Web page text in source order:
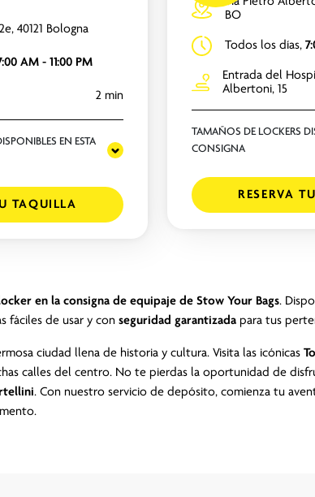
40121 Bologna
AM - 11:00 PM
2 min
EN ESTA
TAQUILLA
BO
Todos los días,
Entrada del
Albertoni, 15
TAMAÑOS DE LOCKERS
CONSIGNA
RESERVA
en la consigna de equipaje de Stow Your Bags.
fáciles de usar y con seguridad garantizada para tus
ciudad llena de historia y cultura. Visita las icónicas
calles del centro. No te pierdas la oportunidad de
. Con nuestro servicio de depósito, comienza tu